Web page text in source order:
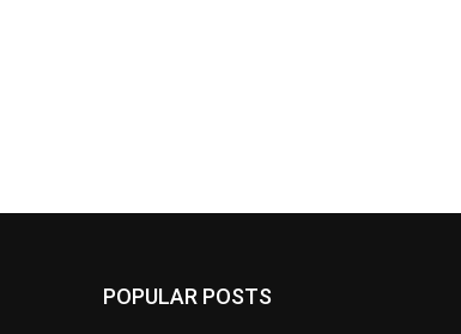
POPULAR POSTS